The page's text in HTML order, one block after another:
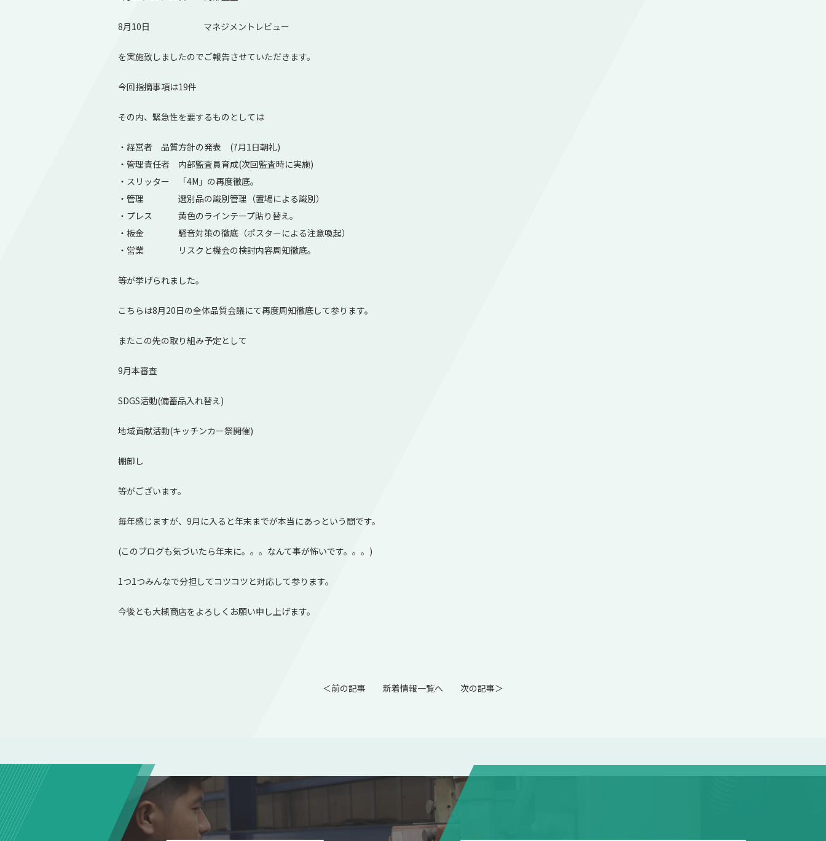
8月10日 マネジメントレビュー
を実施致しましたのでご報告させていただきます。
今回指摘事項は19件
その内、緊急性を要するものとしては
・経営者 品質方針の発表 (7月1日朝礼)
・管理責任者 内部監査員育成(次回監査時に実施)
・スリッター 「4M」の再度徹底。
・管理 選別品の識別管理（置場による識別）
・プレス 黄色のラインテープ貼り替え。
・板金 騒音対策の徹底（ポスターによる注意喚起）
・営業 リスクと機会の検討内容周知徹底。
等が挙げられました。
こちらは8月20日の全体品質会議にて再度周知徹底して参ります。
またこの先の取り組み予定として
9月本審査
SDGS活動(備蓄品入れ替え)
地域貢献活動(キッチンカー祭開催)
棚卸し
等がございます。
毎年感じますが、9月に入ると年末までが本当にあっという間です。
(このブログも気づいたら年末に。。。なんて事が怖いです。。。)
1つ1つみんなで分担してコツコツと対応して参ります。
今後とも大槻商店をよろしくお願い申し上げます。
＜前の記事 新着情報一覧へ 次の記事＞